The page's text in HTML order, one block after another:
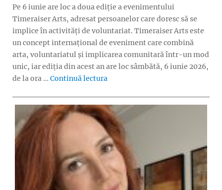
Pe 6 iunie are loc a doua ediție a evenimentului
Timeraiser Arts, adresat persoanelor care doresc să se
implice în activități de voluntariat. Timeraiser Arts este
un concept internațional de eveniment care combină
arta, voluntariatul și implicarea comunitară într-un mod
unic, iar ediția din acest an are loc sâmbătă, 6 iunie 2026,
de la ora … Continuă lectura